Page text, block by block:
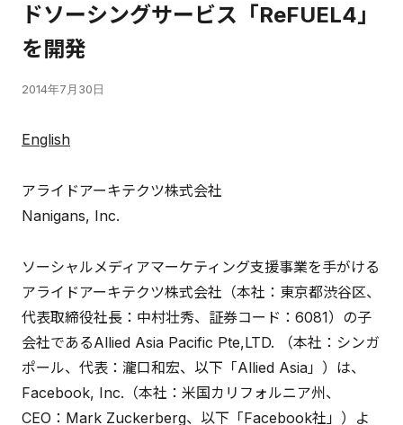
ドソーシングサービス「ReFUEL4」
を開発
2014年7月30日
English
アライドアーキテクツ株式会社
Nanigans, Inc.
ソーシャルメディアマーケティング支援事業を手がける
アライドアーキテクツ株式会社（本社：東京都渋谷区、
代表取締役社長：中村壮秀、証券コード：6081）の子
会社であるAllied Asia Pacific Pte,LTD. （本社：シンガ
ポール、代表：瀧口和宏、以下「Allied Asia」）は、
Facebook, Inc.（本社：米国カリフォルニア州、
CEO：Mark Zuckerberg、以下「Facebook社」）よ